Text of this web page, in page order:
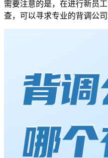
需要注意的是，在进行新员
查，可以寻求专业的背调公司